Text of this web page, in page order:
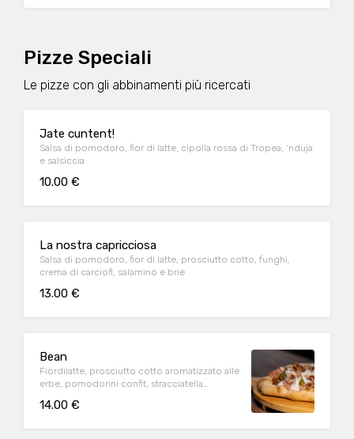
Pizze Speciali
Le pizze con gli abbinamenti più ricercati
Jate cuntent!
Salsa di pomodoro, fior di latte, cipolla rossa di Tropea, ‘nduja
e salsiccia
10.00 €
La nostra capricciosa
Salsa di pomodoro, fior di latte, prosciutto cotto, funghi,
crema di carciofi, salamino e brie
13.00 €
Bean
Fiordilatte, prosciutto cotto aromatizzato alle
erbe, pomodorini confit, stracciatella
cioccolato fondente
14.00 €